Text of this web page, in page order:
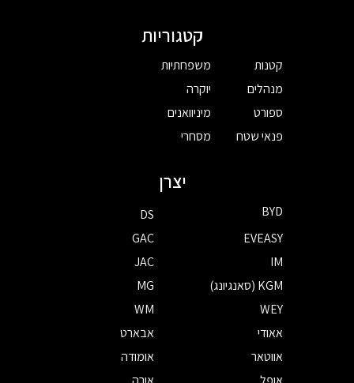
קטגוריות
קטנות
מנהלים
ספורט
פנאי שטח
משפחתיות
יוקרה
מיניוואנים
מסחרי
יצרן
BYD
DS
EVEASY
GAC
IM
JAC
KGM (סאנגיונג)
MG
WEY
WM
אאודי
אבארט
אווטאר
אומודה